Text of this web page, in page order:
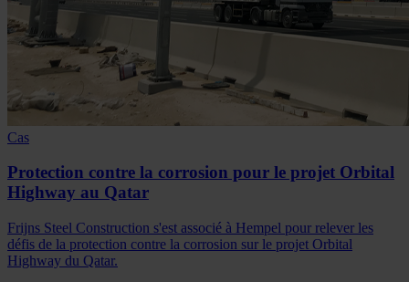
Cas
Protection contre la corrosion pour le projet Orbital
Highway au Qatar
Frijns Steel Construction s'est associé à Hempel pour relever les
défis de la protection contre la corrosion sur le projet Orbital
Highway du Qatar.